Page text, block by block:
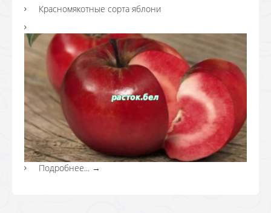
Красномякотные сорта яблони
Подробнее... →